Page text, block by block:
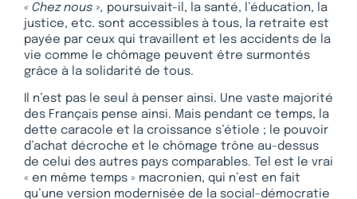
« Chez nous », poursuivait-il, la santé, l’éducation, la
justice, etc. sont accessibles à tous, la retraite est
payée par ceux qui travaillent et les accidents de la
vie comme le chômage peuvent être surmontés
grâce à la solidarité de tous.
Il n’est pas le seul à penser ainsi. Une vaste majorité
des Français pense ainsi. Mais pendant ce temps, la
dette caracole et la croissance s’étiole ; le pouvoir
d’achat décroche et le chômage trône au-dessus
de celui des autres pays comparables. Tel est le vrai
« en même temps » macronien, qui n’est en fait
qu’une version modernisée de la social-démocratie